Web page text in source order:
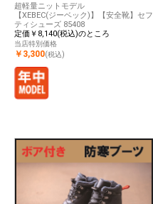
超軽量ニットモデル
【XEBEC(ジーベック)】【安全靴】セフ
ティシューズ 85408
定価￥8,140(税込)のところ
当店特別価格
￥3,300(税込)